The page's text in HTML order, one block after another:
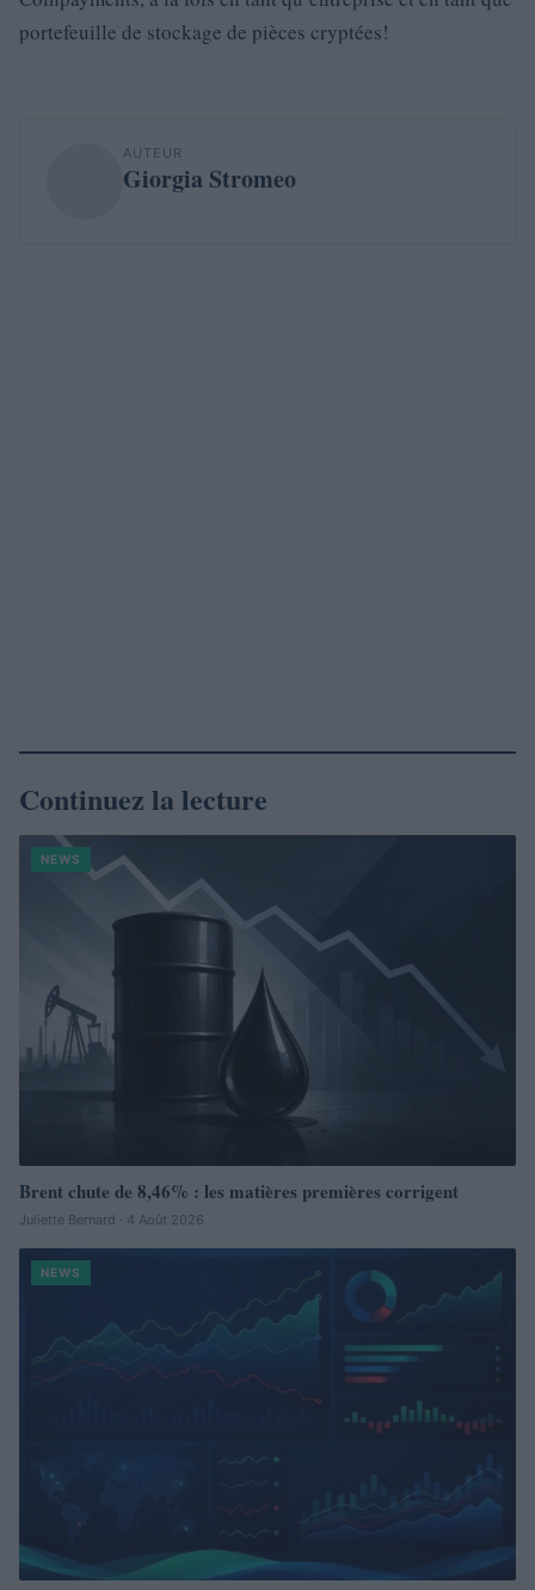
portefeuille de stockage de pièces cryptées!
AUTEUR
Giorgia Stromeo
Continuez la lecture
NEWS
Brent chute de 8,46% : les matières premières corrigent
Juliette Bernard · 4 Août 2026
NEWS